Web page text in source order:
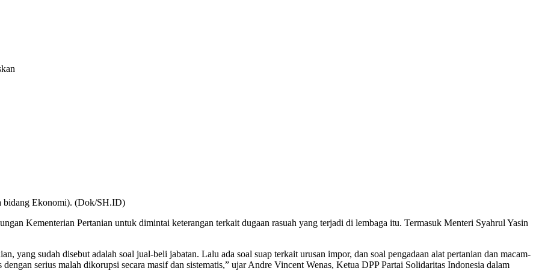
bidang Ekonomi). (Dok/SH.ID)
Kementerian Pertanian untuk dimintai keterangan terkait dugaan rasuah yang terjadi di lembaga itu. Termasuk Menteri Syahrul Yasin
yang sudah disebut adalah soal jual-beli jabatan. Lalu ada soal suap terkait urusan impor, dan soal pengadaan alat pertanian dan macam-
serius malah dikorupsi secara masif dan sistematis,” ujar Andre Vincent Wenas, Ketua DPP Partai Solidaritas Indonesia dalam